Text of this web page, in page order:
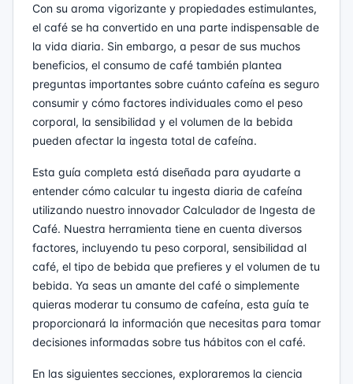
Con su aroma vigorizante y propiedades estimulantes,
el café se ha convertido en una parte indispensable de
la vida diaria. Sin embargo, a pesar de sus muchos
beneficios, el consumo de café también plantea
preguntas importantes sobre cuánto cafeína es seguro
consumir y cómo factores individuales como el peso
corporal, la sensibilidad y el volumen de la bebida
pueden afectar la ingesta total de cafeína.
Esta guía completa está diseñada para ayudarte a
entender cómo calcular tu ingesta diaria de cafeína
utilizando nuestro innovador Calculador de Ingesta de
Café. Nuestra herramienta tiene en cuenta diversos
factores, incluyendo tu peso corporal, sensibilidad al
café, el tipo de bebida que prefieres y el volumen de tu
bebida. Ya seas un amante del café o simplemente
quieras moderar tu consumo de cafeína, esta guía te
proporcionará la información que necesitas para tomar
decisiones informadas sobre tus hábitos con el café.
En las siguientes secciones, exploraremos la ciencia